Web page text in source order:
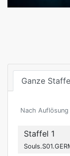
Ganze
Nach
Staffel 1